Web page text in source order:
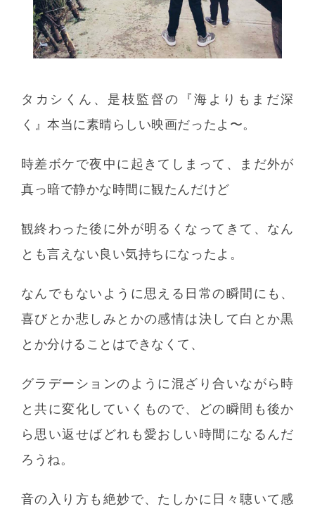
タカシくん、是枝監督の『海よりもまだ深
く』本当に素晴らしい映画だったよ〜。
時差ボケで夜中に起きてしまって、まだ外が
真っ暗で静かな時間に観たんだけど
観終わった後に外が明るくなってきて、なん
とも言えない良い気持ちになったよ。
なんでもないように思える日常の瞬間にも、
喜びとか悲しみとかの感情は決して白とか黒
とか分けることはできなくて、
グラデーションのように混ざり合いながら時
と共に変化していくもので、どの瞬間も後か
ら思い返せばどれも愛おしい時間になるんだ
ろうね。
音の入り方も絶妙で、たしかに日々聴いて感